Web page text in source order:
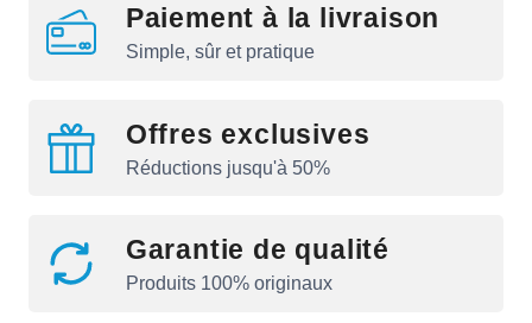
Paiement à la livraison
Simple, sûr et pratique
Offres exclusives
Réductions jusqu'à 50%
Garantie de qualité
Produits 100% originaux